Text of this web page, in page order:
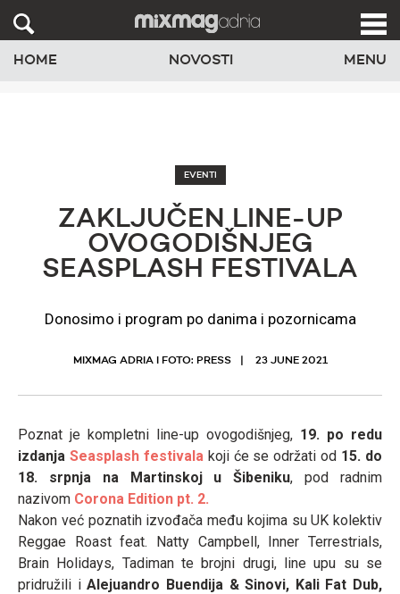
HOME NOVOSTI MENU
EVENTI
ZAKLJUČEN LINE-UP
OVOGODIŠNJEG
SEASPLASH FESTIVALA
Donosimo i program po danima i pozornicama
MIXMAG ADRIA I FOTO: PRESS 23 JUNE 2021
Poznat je kompletni line-up ovogodišnjeg, 19. po redu
izdanja Seasplash festivalakoji će se održati od 15. do
18. srpnja na Martinskoj u Šibeniku, pod radnim
nazivom Corona Edition pt. 2.
Nakon već poznatih izvođača među kojima su UK kolektiv
Reggae Roast feat. Natty Campbell, Inner Terrestrials,
Brain Holidays, Tadiman te brojni drugi, line upu su se
pridružili iAlejuandro Buendija & Sinovi, Kali Fat Dub,